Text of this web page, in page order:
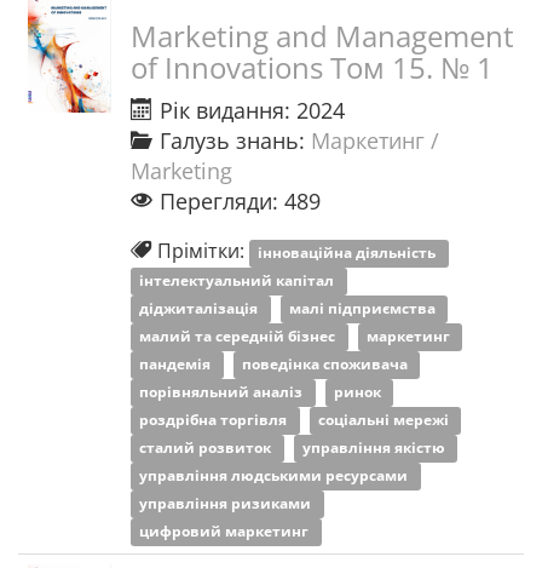
Marketing and Management
of Innovations Том 15. № 1
Рік видання: 2024
Галузь знань: Маркетинг /
Marketing
Перегляди: 489
Прімітки: інноваційна діяльність
інтелектуальний капітал
діджиталізація
малі підприємства
малий та середній бізнес
маркетинг
пандемія
поведінка споживача
порівняльний аналіз
ринок
роздрібна торгівля
соціальні мережі
сталий розвиток
управління якістю
управління людськими ресурсами
управління ризиками
цифровий маркетинг